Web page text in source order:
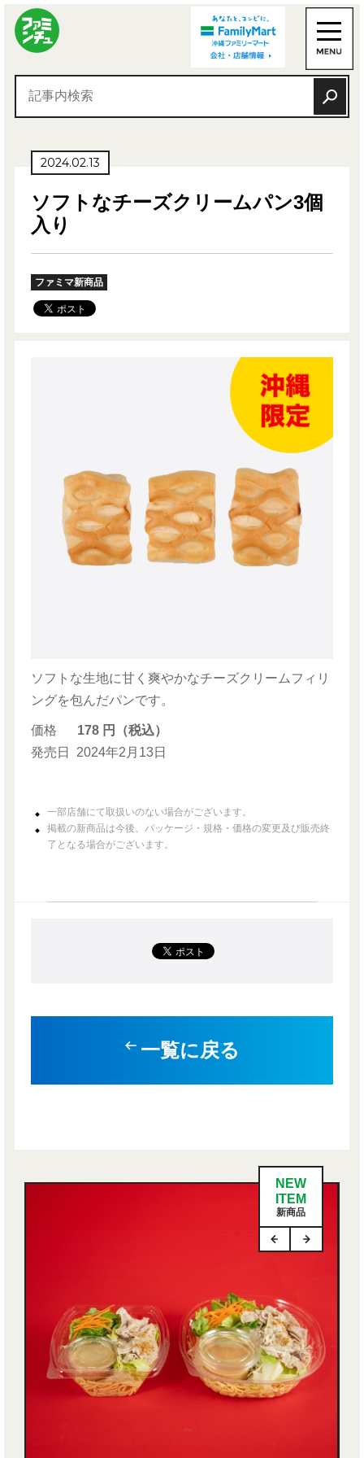
2024.02.13
ソフトなチーズクリームパン3個
入り
ファミマ新商品
ソフトな生地に甘く爽やかなチーズクリームフィリ
ングを包んだパンです。
価格
178 円（税込）
発売日
2024年2月13日
一部店舗にて取扱いのない場合がございます。
掲載の新商品は今後、パッケージ・規格・価格の変更及び販売終
了となる場合がございます。
一覧に戻る
NEW
ITEM
新商品